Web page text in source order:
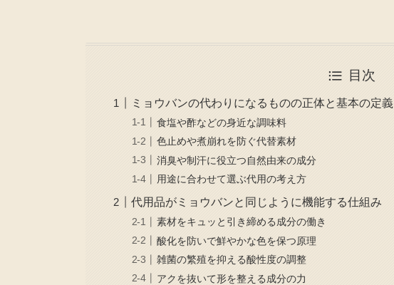
目次
ミョウバンの代わりになるものの正体と基本の定義
食塩や酢などの身近な調味料
色止めや煮崩れを防ぐ代替素材
消臭や制汗に役立つ自然由来の成分
用途に合わせて選ぶ代用の考え方
代用品がミョウバンと同じように機能する仕組み
素材をキュッと引き締める成分の働き
酸化を防いで鮮やかな色を保つ原理
雑菌の繁殖を抑える酸性度の調整
アクを抜いて形を整える成分の力